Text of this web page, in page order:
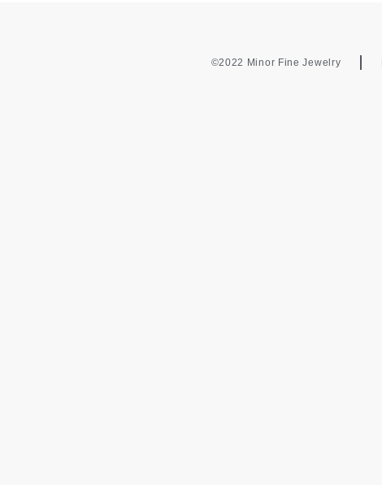
©2022 Minor Fine Jewelry